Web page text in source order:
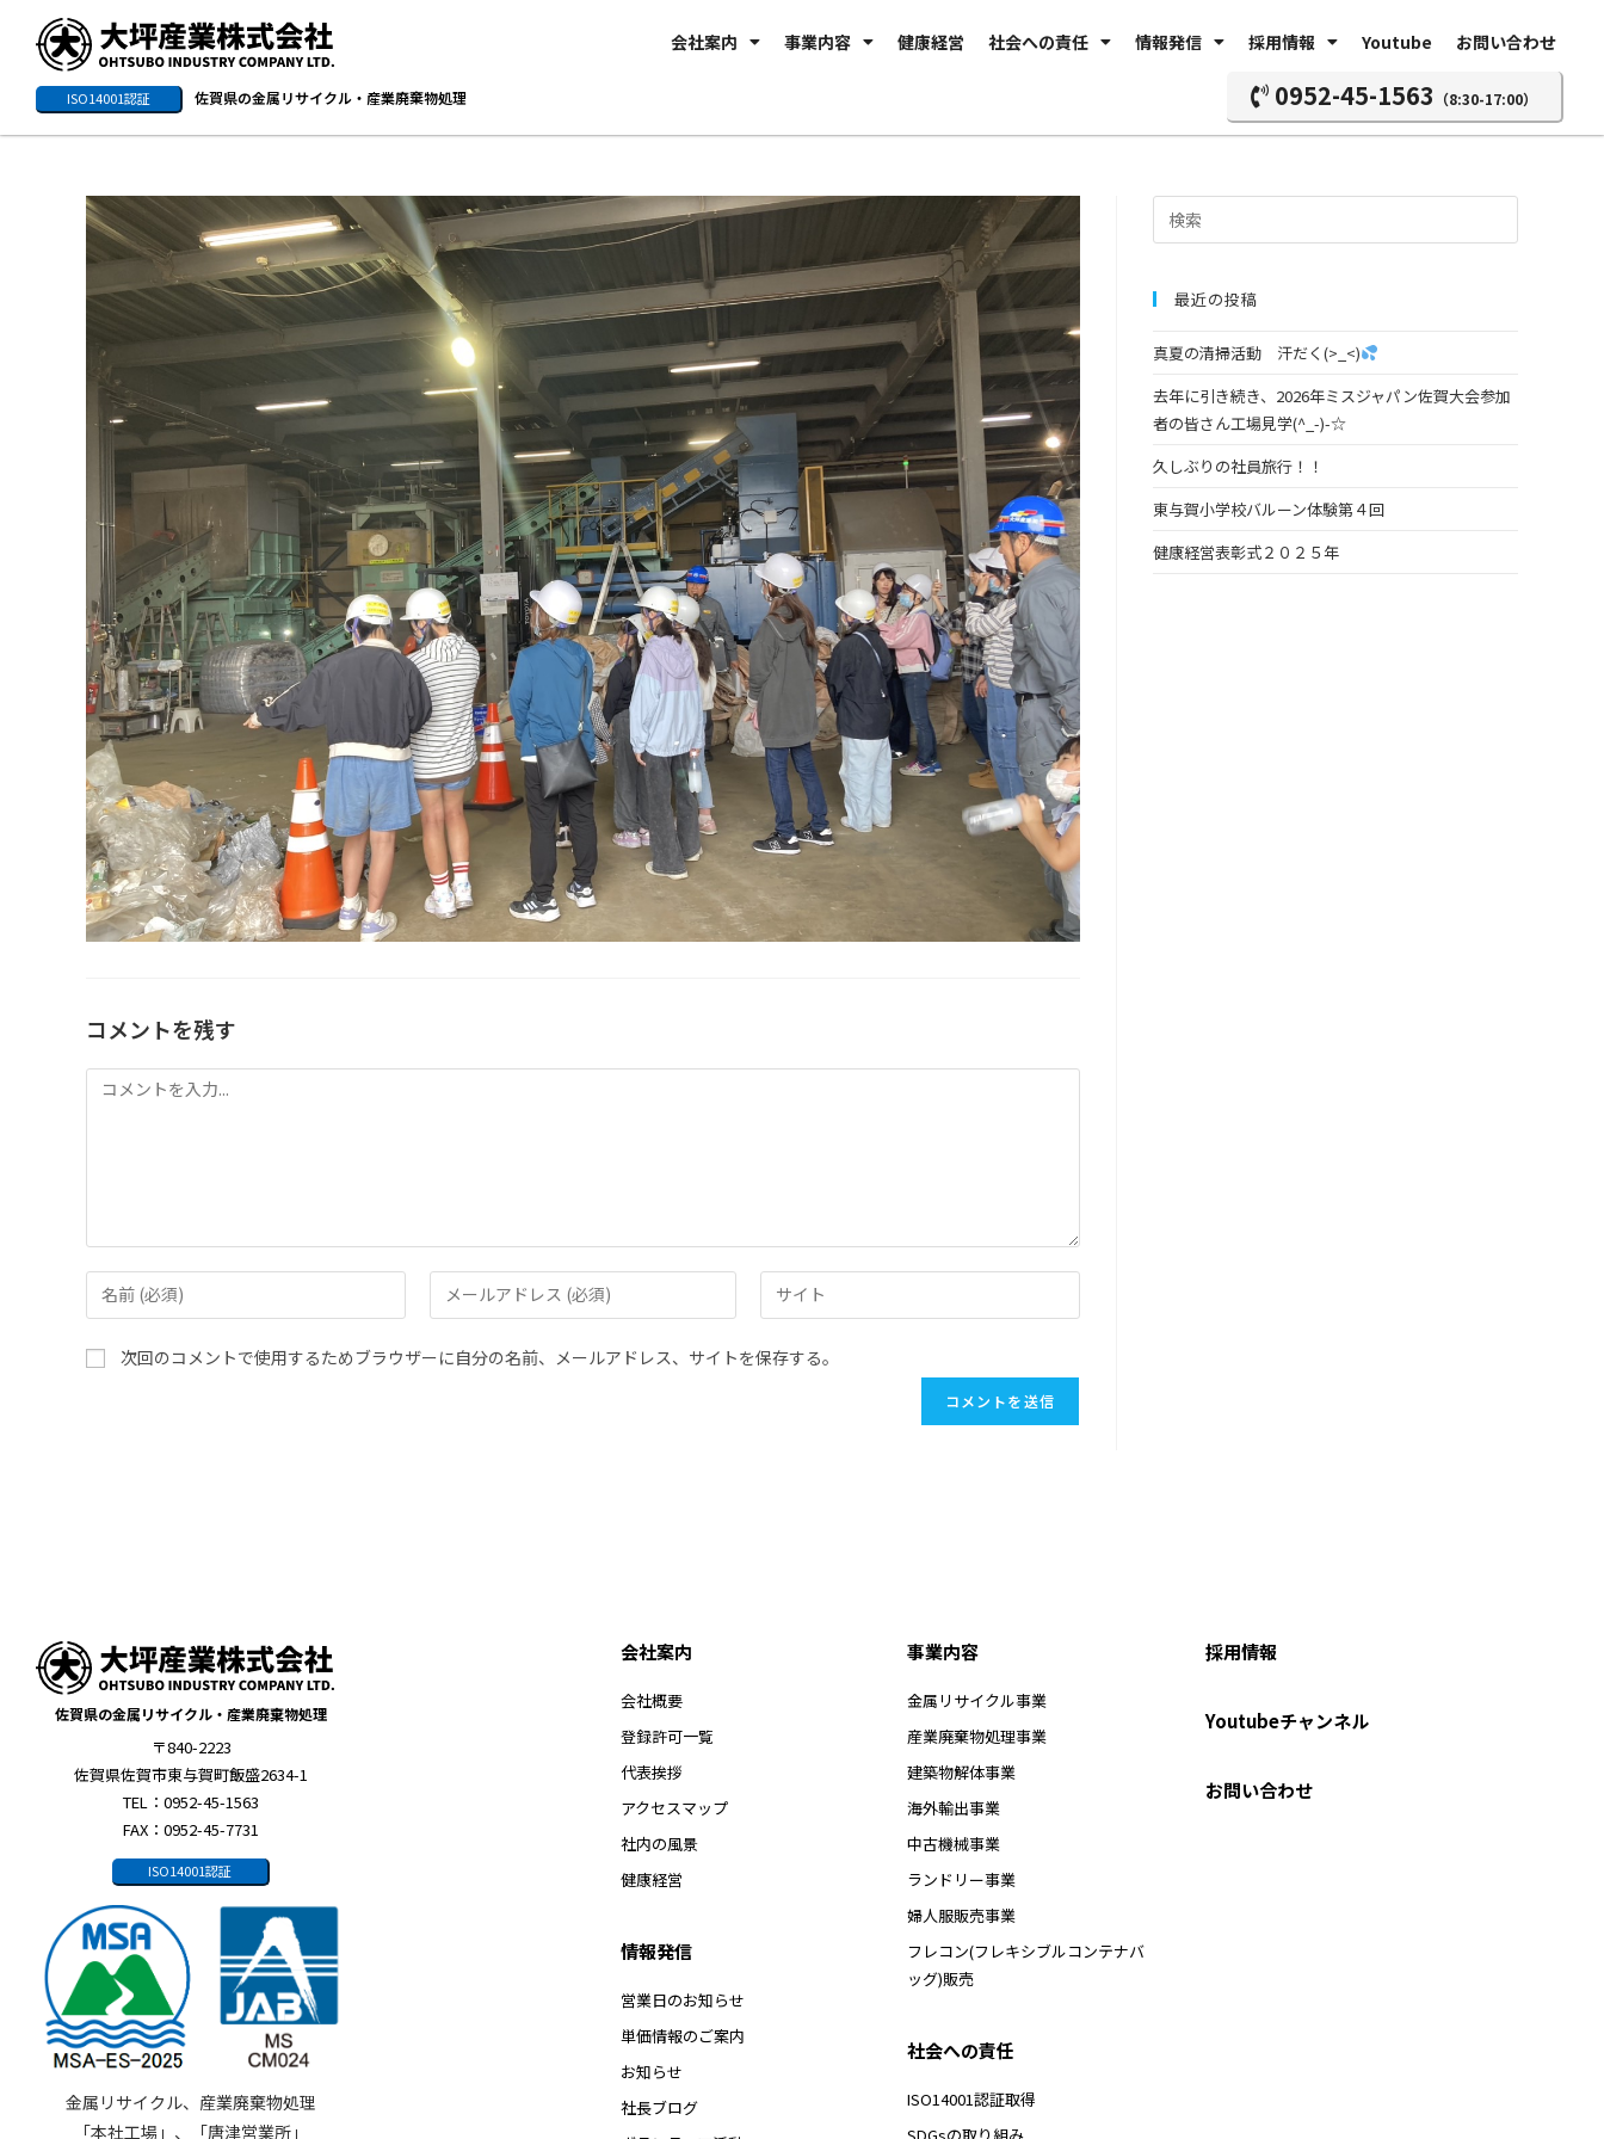
会社案内 事業内容 健康経営 社会への責任 情報発信 採用情報 Youtube お問い合わせ
ISO14001認証 佐賀県の金属リサイクル・産業廃棄物処理 0952-45-1563 （8:30-17:00）
コメントを残す
次回のコメントで使用するためブラウザーに自分の名前、メールアドレス、サイトを保存する。
最近の投稿
真夏の清掃活動 汗だく(>_<)
去年に引き続き、2026年ミスジャパン佐賀大会参加
者の皆さん工場見学(^_-)-☆
久しぶりの社員旅行！！
東与賀小学校バルーン体験第４回
健康経営表彰式２０２５年
佐賀県の金属リサイクル・産業廃棄物処理
〒840-2223
佐賀県佐賀市東与賀町飯盛2634-1
TEL：0952-45-1563
FAX：0952-45-7731
ISO14001認証
金属リサイクル、産業廃棄物処理
「本社工場」、「唐津営業所」
会社案内
会社概要
登録許可一覧
代表挨拶
アクセスマップ
社内の風景
健康経営
情報発信
営業日のお知らせ
単価情報のご案内
お知らせ
社長ブログ
事業内容
金属リサイクル事業
産業廃棄物処理事業
建築物解体事業
海外輸出事業
中古機械事業
ランドリー事業
婦人服販売事業
フレコン(フレキシブルコンテナバ
ッグ)販売
社会への責任
ISO14001認証取得
採用情報
Youtubeチャンネル
お問い合わせ